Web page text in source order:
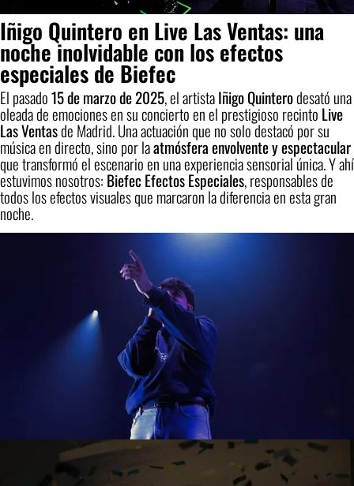
Iñigo Quintero en Live Las Ventas: una
noche inolvidable con los efectos
especiales de Biefec
El pasado15 de marzo de 2025, el artistaIñigo Quinterodesató una
oleada de emociones en su concierto en el prestigioso recinto Live
Las Ventasde Madrid. Una actuación que no solo destacó por su
música en directo, sino por laatmósfera envolvente y espectacular
que transformó el escenario en una experiencia sensorial única. Y ahí
estuvimos nosotros: Biefec Efectos Especiales, responsables de
todos los efectos visuales que marcaron la diferencia en esta gran
noche.